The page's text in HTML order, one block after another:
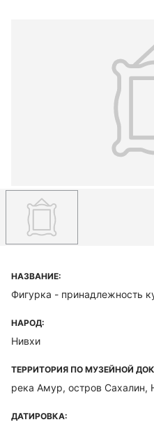
НАЗВАНИЕ:
Фигурка - принадлежность
НАРОД:
Нивхи
ТЕРРИТОРИЯ ПО МУЗЕЙНОЙ
река Амур, остров Сахалин,
ДАТИРОВКА: